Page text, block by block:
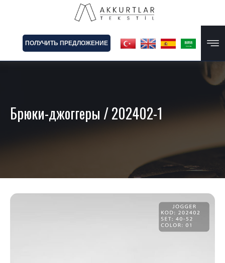
ПОЛУЧИТЬ ПРЕДЛОЖЕНИЕ
Брюки-джоггеры / 202402-1